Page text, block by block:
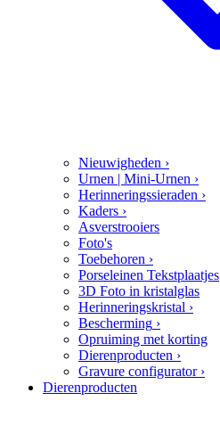
Nieuwigheden ›
Urnen | Mini-Urnen ›
Herinneringssieraden ›
Kaders ›
Asverstrooiers
Foto's
Toebehoren ›
Porseleinen Tekstplaatjes
3D Foto in kristalglas
Herinneringskristal ›
Bescherming ›
Opruiming met korting
Dierenproducten ›
Gravure configurator ›
Dierenproducten